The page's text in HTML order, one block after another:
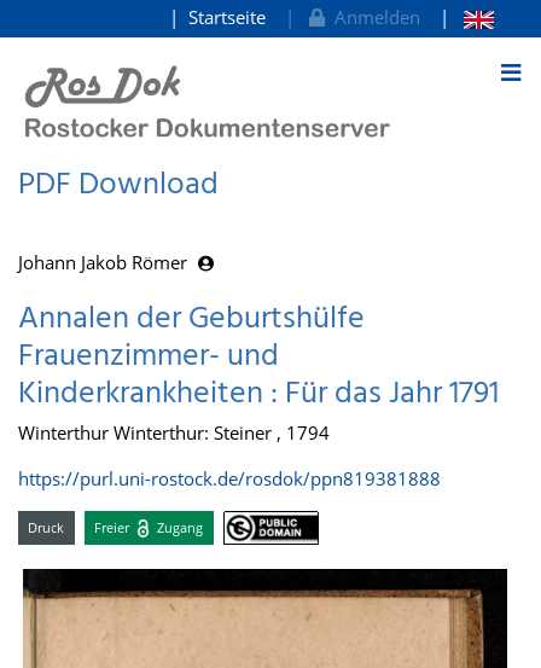
zum Inhalt
Startseite Anmelden
PDF Download
Johann Jakob Römer
Annalen der Geburtshülfe
Frauenzimmer- und
Kinderkrankheiten : Für das Jahr 1791
Winterthur Winterthur: Steiner , 1794
https://purl.uni-rostock.de/rosdok/ppn819381888
Druck Freier Zugang